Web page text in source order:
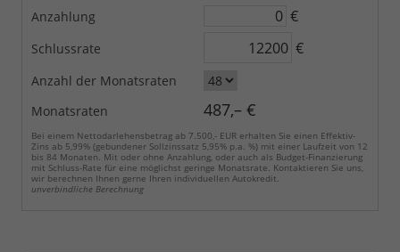
Anzahlung €
Schlussrate €
Anzahl der Monatsraten
Monatsraten
487,– €
Bei einem Nettodarlehensbetrag ab 7.500,- EUR erhalten Sie einen Effektiv-
Zins ab 5,99% (gebundener Sollzinssatz 5,95% p.a. %) mit einer Laufzeit von 12
bis 84 Monaten. Mit oder ohne Anzahlung, oder auch als Budget-Finanzierung
mit Schluss-Rate für eine möglichst geringe Monatsrate. Kontaktieren Sie uns,
wir berechnen Ihnen gerne Ihren individuellen Autokredit.
unverbindliche Berechnung